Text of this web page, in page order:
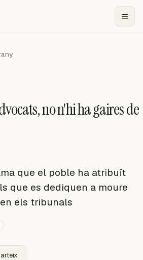
no n'hi ha gaires de
que el poble ha atribuït
que es dediquen a moure
els tribunals